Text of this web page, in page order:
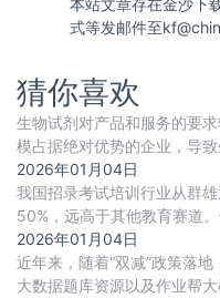
本站文章存在金沙下
式等发邮件至
猜你喜欢
生物试剂对产品和服务的要
模占据绝对优势的企业，导致
2026年01月04日
我国招录考试培训行业从群
50%，远高于其他教育赛道
压市场空间，招录考试培训头
2026年01月04日
近年来，随着“双减”政策落
大数据题库资源以及作业帮